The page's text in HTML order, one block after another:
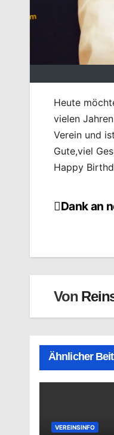
Heute
vielen
Verein und
Gute,viel
Happy
Dank an
Von
Ähnlicher
VEREINSINFO